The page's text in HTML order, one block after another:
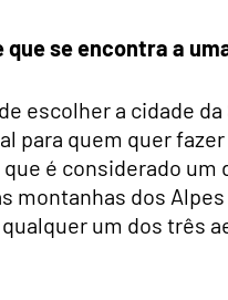
que se encontra a
escolher a cidade
para quem quer
é considerado
montanhas dos
um dos três